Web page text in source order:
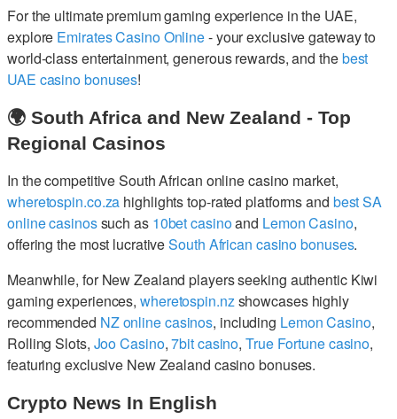
For the ultimate premium gaming experience in the UAE,
explore Emirates Casino Online- your exclusive gateway to
world-class entertainment, generous rewards, and thebest
UAE casino bonuses!
🌍 South Africa and New Zealand - Top
Regional Casinos
In the competitive South African online casino market,
wheretospin.co.za highlights top-rated platforms and best SA
online casinossuch as 10bet casinoand Lemon Casino,
offering the most lucrativeSouth African casino bonuses.
Meanwhile, for New Zealand players seeking authentic Kiwi
gaming experiences, wheretospin.nzshowcases highly
recommended NZ online casinos, including Lemon Casino,
Rolling Slots, Joo Casino,7bit casino,True Fortune casino,
featuring exclusive New Zealand casino bonuses.
Crypto News In English